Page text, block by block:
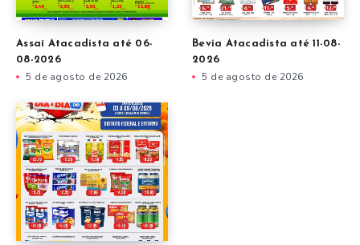
Assaí Atacadista até 06-
08-2026
5 de agosto de 2026
Bevia Atacadista até 11-08-
2026
5 de agosto de 2026